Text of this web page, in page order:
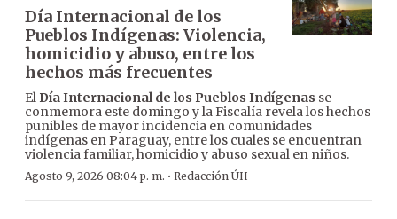
Día Internacional de los
Pueblos Indígenas: Violencia,
homicidio y abuso, entre los
hechos más frecuentes
El Día Internacional de los Pueblos Indígenas se
conmemora este domingo y la Fiscalía revela los hechos
punibles de mayor incidencia en comunidades
indígenas en Paraguay, entre los cuales se encuentran
violencia familiar, homicidio y abuso sexual en niños.
Agosto 9, 2026 08:04 p. m. · Redacción ÚH